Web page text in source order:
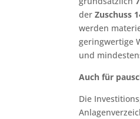
derZuschuss
werden
geringwertige
und
Auch für
Die